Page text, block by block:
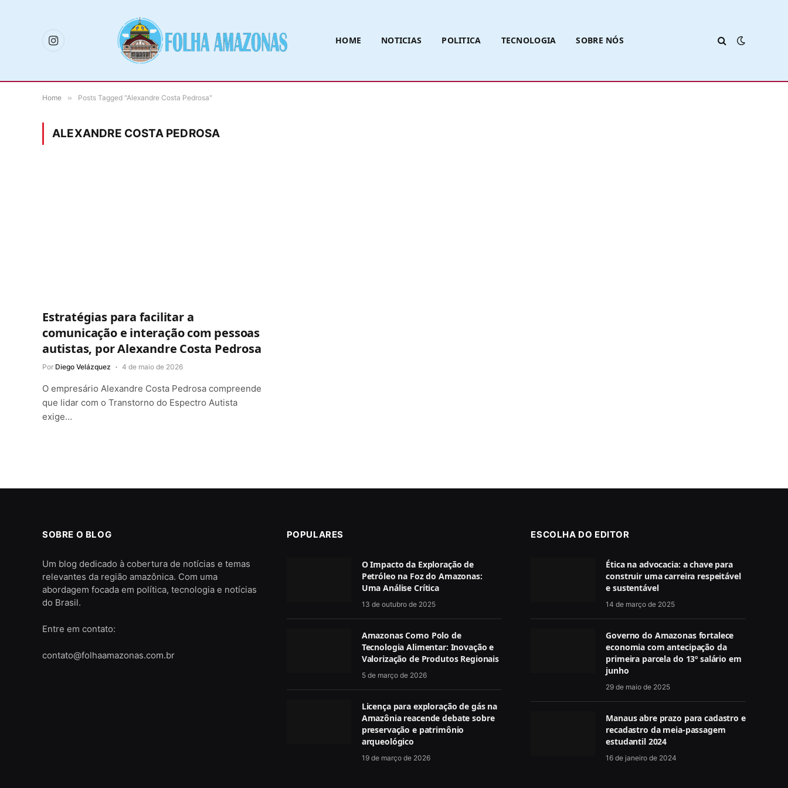
Instagram HOME NOTICIAS POLITICA TECNOLOGIA SOBRE NÓS
Home » Posts Tagged "Alexandre Costa Pedrosa"
ALEXANDRE COSTA PEDROSA
Estratégias para facilitar a
comunicação e interação com pessoas
autistas, por Alexandre Costa Pedrosa
Por Diego Velázquez 4 de maio de 2026
O empresário Alexandre Costa Pedrosa compreende
que lidar com o Transtorno do Espectro Autista
exige…
SOBRE O BLOG
Um blog dedicado à cobertura de notícias e temas
relevantes da região amazônica. Com uma
abordagem focada em política, tecnologia e notícias
do Brasil.
Entre em contato:
contato@folhaamazonas.com.br
POPULARES
O Impacto da Exploração de
Petróleo na Foz do Amazonas:
Uma Análise Crítica
13 de outubro de 2025
Amazonas Como Polo de
Tecnologia Alimentar: Inovação e
Valorização de Produtos Regionais
5 de março de 2026
Licença para exploração de gás na
Amazônia reacende debate sobre
preservação e patrimônio
arqueológico
19 de março de 2026
ESCOLHA DO EDITOR
Ética na advocacia: a chave para
construir uma carreira respeitável
e sustentável
14 de março de 2025
Governo do Amazonas fortalece
economia com antecipação da
primeira parcela do 13º salário em
junho
29 de maio de 2025
Manaus abre prazo para cadastro e
recadastro da meia-passagem
estudantil 2024
16 de janeiro de 2024